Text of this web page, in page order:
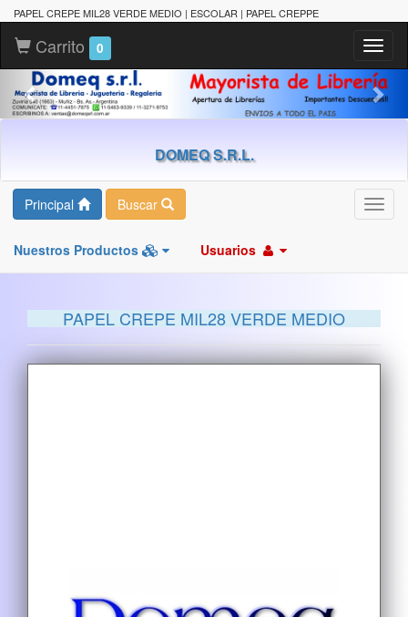
PAPEL CREPE MIL28 VERDE MEDIO | ESCOLAR | PAPEL CREPPE
Carrito 0
DOMEQ S.R.L.
Principal Buscar
Nuestros Productos Usuarios
PAPEL CREPE MIL28 VERDE MEDIO